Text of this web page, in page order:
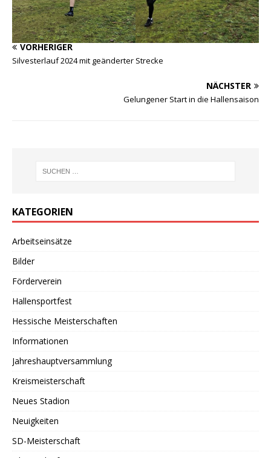
VORHERIGER
Silvesterlauf 2024 mit geänderter Strecke
NÄCHSTER
Gelungener Start in die Hallensaison
KATEGORIEN
Arbeitseinsätze
Bilder
Förderverein
Hallensportfest
Hessische Meisterschaften
Informationen
Jahreshauptversammlung
Kreismeisterschaft
Neues Stadion
Neuigkeiten
SD-Meisterschaft